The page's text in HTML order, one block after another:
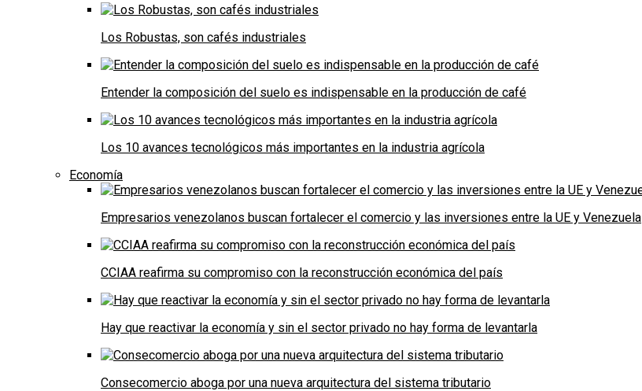
Los Robustas, son cafés industriales
Entender la composición del suelo es indispensable en la producción de café
Los 10 avances tecnológicos más importantes en la industria agrícola
Economía
Empresarios venezolanos buscan fortalecer el comercio y las inversiones entre la UE y Venezuela
CCIAA reafirma su compromiso con la reconstrucción económica del país
Hay que reactivar la economía y sin el sector privado no hay forma de levantarla
Consecomercio aboga por una nueva arquitectura del sistema tributario